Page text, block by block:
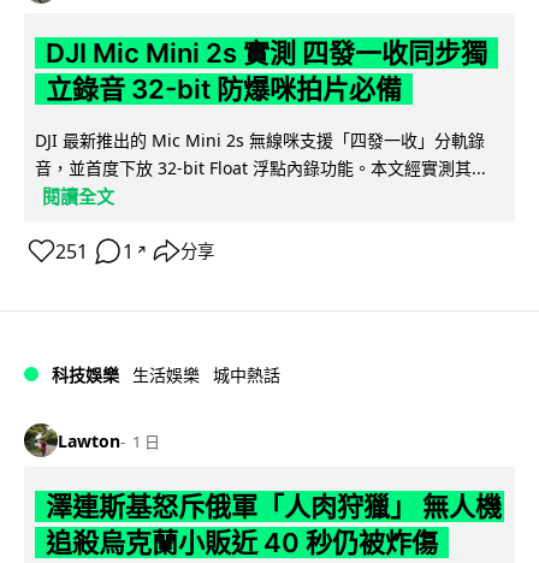
DJI Mic Mini 2s 實測 四發一收同步獨
立錄音 32-bit 防爆咪拍片必備
DJI 最新推出的 Mic Mini 2s 無線咪支援「四發一收」分軌錄
音，並首度下放 32-bit Float 浮點內錄功能。本文經實測其...
閱讀全文
251 1 ↗ 分享
科技娛樂 生活娛樂 城中熱話
Lawton 1 日
澤連斯基怒斥俄軍「人肉狩獵」 無人機
追殺烏克蘭小販近 40 秒仍被炸傷